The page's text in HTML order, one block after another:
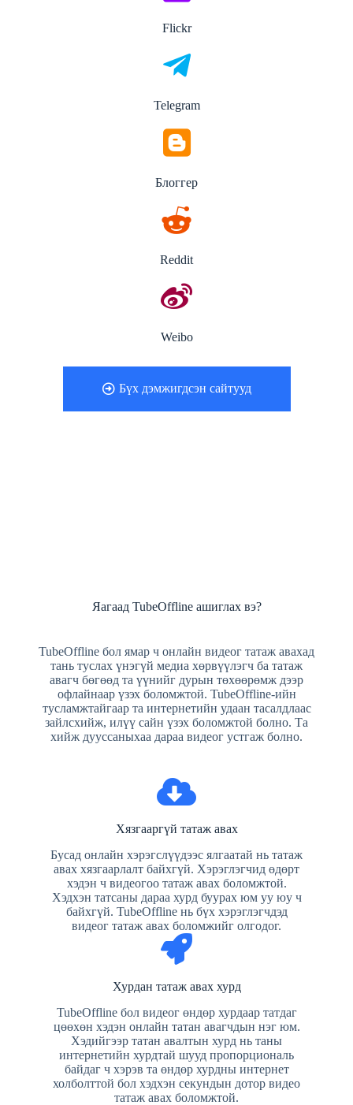
Flickr
Telegram
Блоггер
Reddit
Weibo
Бүх дэмжигдсэн сайтууд
Яагаад TubeOffline ашиглах вэ?
TubeOffline бол ямар ч онлайн видеог татаж авахад
тань туслах үнэгүй медиа хөрвүүлэгч ба татаж
авагч бөгөөд та үүнийг дурын төхөөрөмж дээр
офлайнаар үзэх боломжтой. TubeOffline-ийн
тусламжтайгаар та интернетийн удаан тасалдлаас
зайлсхийж, илүү сайн үзэх боломжтой болно. Та
хийж дууссаныхаа дараа видеог устгаж болно.
Хязгааргүй татаж авах
Бусад онлайн хэрэгслүүдээс ялгаатай нь татаж
авах хязгаарлалт байхгүй. Хэрэглэгчид өдөрт
хэдэн ч видеогоо татаж авах боломжтой.
Хэдхэн татсаны дараа хурд буурах юм уу юу ч
байхгүй. TubeOffline нь бүх хэрэглэгчдэд
видеог татаж авах боломжийг олгодог.
Хурдан татаж авах хурд
TubeOffline бол видеог өндөр хурдаар татдаг
цөөхөн хэдэн онлайн татан авагчдын нэг юм.
Хэдийгээр татан авалтын хурд нь таны
интернетийн хурдтай шууд пропорциональ
байдаг ч хэрэв та өндөр хурдны интернет
холболттой бол хэдхэн секундын дотор видео
татаж авах боломжтой.